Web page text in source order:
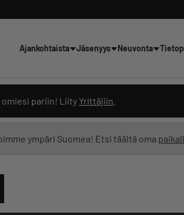
Ajankohtaista Jäsenyys Neuvonta
omiesi pariin! Liity Yrittäjiin
ympäri Suomea! Etsi täältä oma
tai kysy suoraan
näytä kaikki sisältö